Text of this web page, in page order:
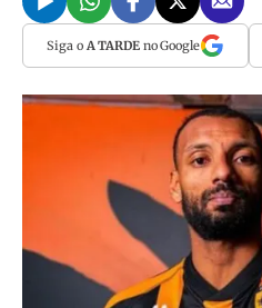
Siga o A TARDEno Google